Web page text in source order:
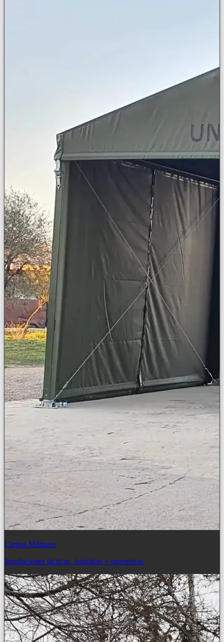
Carpas Militares
Instalaciones tácticas, logísticas y operativas.